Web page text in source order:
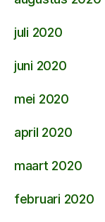
juli 2020
juni 2020
mei 2020
april 2020
maart 2020
februari 2020